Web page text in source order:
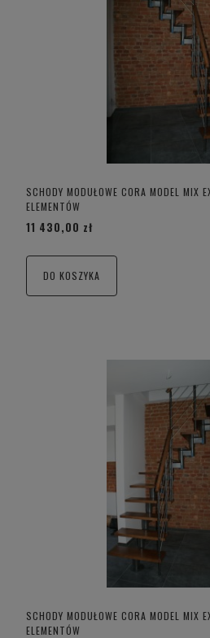
SCHODY MODUŁOWE CORA MODEL MIX
ELEMENTÓW
11 430,00 zł
DO KOSZYKA
SCHODY MODUŁOWE CORA MODEL MIX
ELEMENTÓW